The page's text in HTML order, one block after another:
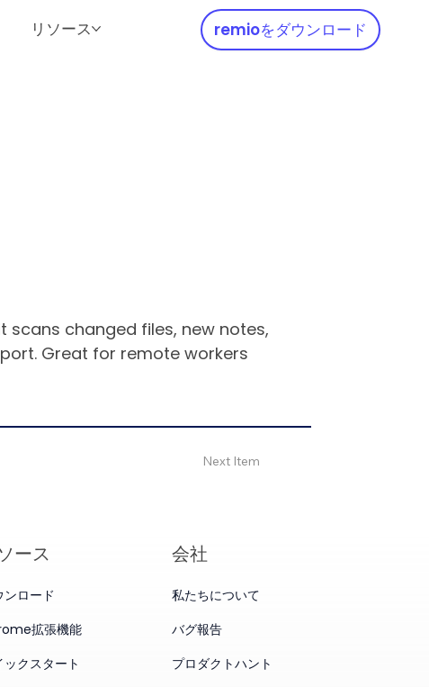
リソース remioをダウンロード
scans changed files, new notes,
Great for remote workers
Next Item
ース
ンロード
拡張機能
ックスタート
会社
私たちについて
バグ報告
プロダクトハント